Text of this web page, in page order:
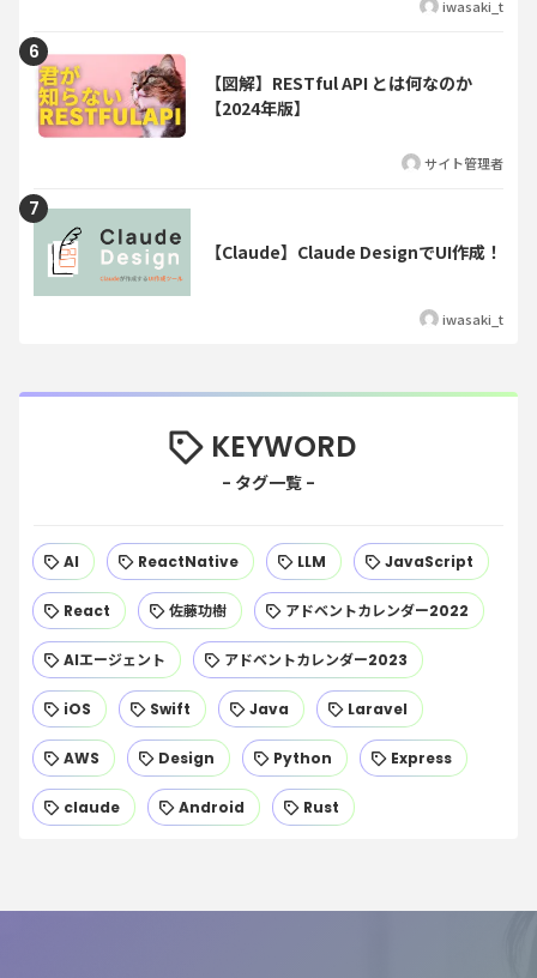
iwasaki_t
【図解】RESTful API とは何なのか
【2024年版】
サイト管理者
【Claude】Claude DesignでUI作成！
iwasaki_t
KEYWORD
AI ReactNative LLM JavaScript
React 佐藤功樹 アドベントカレンダー2022
AIエージェント アドベントカレンダー2023
iOS Swift Java Laravel
AWS Design Python Express
claude Android Rust